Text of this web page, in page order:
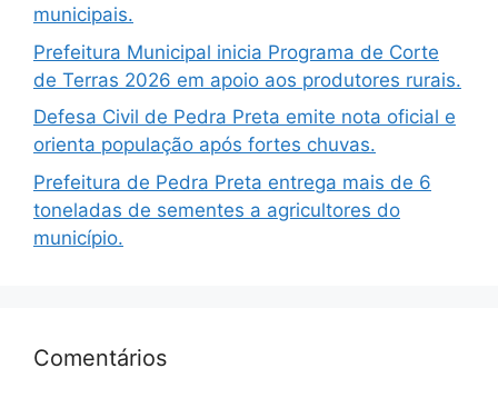
municipais.
Prefeitura Municipal inicia Programa de Corte
de Terras 2026 em apoio aos produtores rurais.
Defesa Civil de Pedra Preta emite nota oficial e
orienta população após fortes chuvas.
Prefeitura de Pedra Preta entrega mais de 6
toneladas de sementes a agricultores do
município.
Comentários